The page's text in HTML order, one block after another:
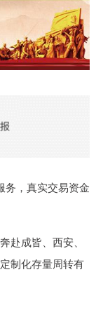
务，真实交易资金
成皆、西安、
制化存量周转有